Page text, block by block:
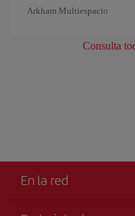
Arkham Multiespacio
Consulta
En la red